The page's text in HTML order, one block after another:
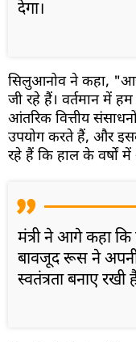
देगा।
सिलुआनोव ने कहा,
जी रहे हैं। वर्तमान में
आंतरिक वित्तीय
उपयोग करते हैं, और
रहे हैं कि हाल के वर्षों
मंत्री ने आगे कहा कि
बावजूद रूस ने
स्वतंत्रता बनाए रखी